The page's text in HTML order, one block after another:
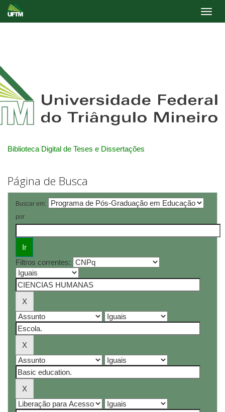
Biblioteca Digital de Teses e Dissertações
Página de Busca
Buscar em:
por
Filtros correntes: